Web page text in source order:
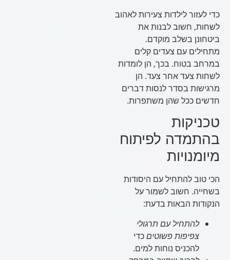
כדי לעזור לילדות צעירות לאהוב
לשחות, חשוב לבנות את
ביטחונן בשלב מוקדם.
מתחילים עם צעדים קלים
במרחב בטוח. בכך, הן לומדות
לשחות צעד אחר צעד. הן
מרגישות בסדר לנסות דברים
חדשים ככל שהן משתפרות.
טכניקות
בהתמדה לפיתוח
מיומנויות
הכי טוב להתחיל עם היסודות
בשחייה. חשוב לשמור על
הנקודות הבאות בדעת:
להתחיל עם תרגולי
צפיפות פשוטיםכדי
להכניס נוחות למים.